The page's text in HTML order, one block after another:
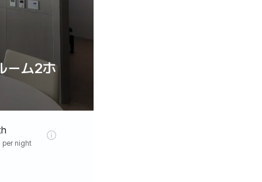
ーム2ホ
per night